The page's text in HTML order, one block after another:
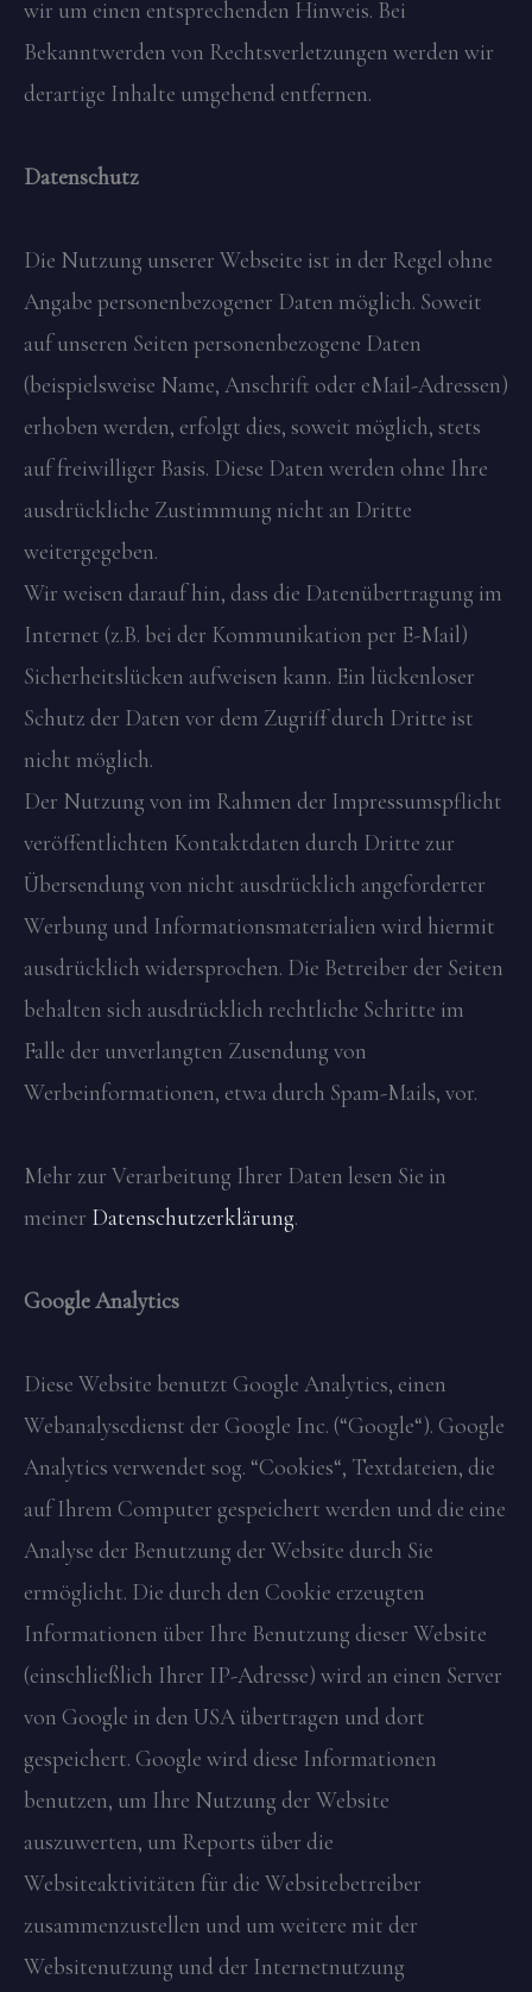
wir um einen entsprechenden Hinweis. Bei
Bekanntwerden von Rechtsverletzungen werden wir
derartige Inhalte umgehend entfernen.
Datenschutz
Die Nutzung unserer Webseite ist in der Regel ohne
Angabe personenbezogener Daten möglich. Soweit
auf unseren Seiten personenbezogene Daten
(beispielsweise Name, Anschrift oder eMail-Adressen)
erhoben werden, erfolgt dies, soweit möglich, stets
auf freiwilliger Basis. Diese Daten werden ohne Ihre
ausdrückliche Zustimmung nicht an Dritte
weitergegeben.
Wir weisen darauf hin, dass die Datenübertragung im
Internet (z.B. bei der Kommunikation per E-Mail)
Sicherheitslücken aufweisen kann. Ein lückenloser
Schutz der Daten vor dem Zugriff durch Dritte ist
nicht möglich.
Der Nutzung von im Rahmen der Impressumspflicht
veröffentlichten Kontaktdaten durch Dritte zur
Übersendung von nicht ausdrücklich angeforderter
Werbung und Informationsmaterialien wird hiermit
ausdrücklich widersprochen. Die Betreiber der Seiten
behalten sich ausdrücklich rechtliche Schritte im
Falle der unverlangten Zusendung von
Werbeinformationen, etwa durch Spam-Mails, vor.
Mehr zur Verarbeitung Ihrer Daten lesen Sie in
meiner Datenschutzerklärung.
Google Analytics
Diese Website benutzt Google Analytics, einen
Webanalysedienst der Google Inc. (“Google“). Google
Analytics verwendet sog. “Cookies“, Textdateien, die
auf Ihrem Computer gespeichert werden und die eine
Analyse der Benutzung der Website durch Sie
ermöglicht. Die durch den Cookie erzeugten
Informationen über Ihre Benutzung dieser Website
(einschließlich Ihrer IP-Adresse) wird an einen Server
von Google in den USA übertragen und dort
gespeichert. Google wird diese Informationen
benutzen, um Ihre Nutzung der Website
auszuwerten, um Reports über die
Websiteaktivitäten für die Websitebetreiber
zusammenzustellen und um weitere mit der
Websitenutzung und der Internetnutzung